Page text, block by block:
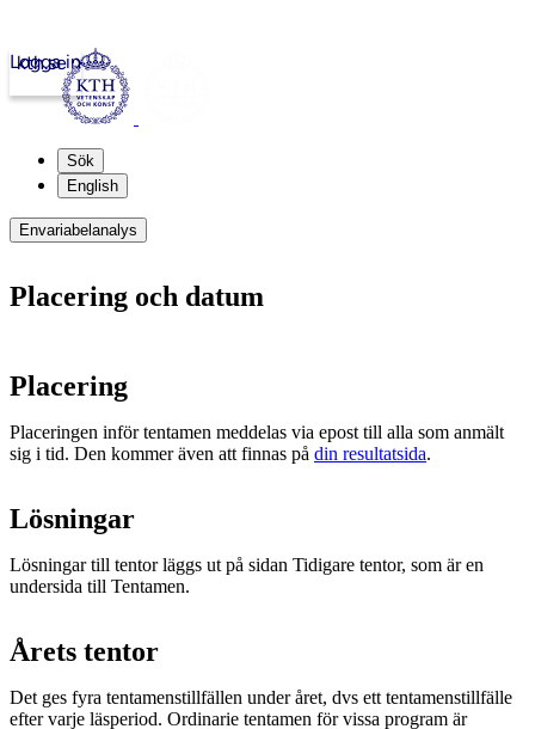
kth.se
Logga in
Sök
English
Envariabelanalys
Placering och datum
Placering
Placeringen inför tentamen meddelas via epost till alla som anmält
sig i tid. Den kommer även att finnas på din resultatsida.
Lösningar
Lösningar till tentor läggs ut på sidan Tidigare tentor, som är en
undersida till Tentamen.
Årets tentor
Det ges fyra tentamenstillfällen under året, dvs ett tentamenstillfälle
efter varje läsperiod. Ordinarie tentamen för vissa program är